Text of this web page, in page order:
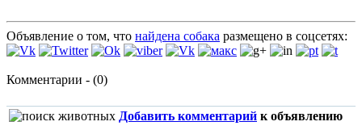
Объявление о том, что найдена собака размещено в соцсетях:
Комментарии - (0)
Добавить комментарий к объявлению